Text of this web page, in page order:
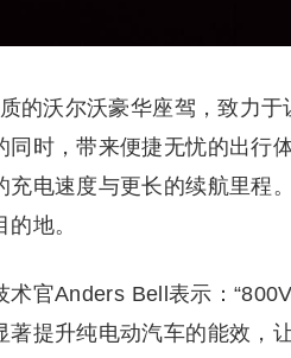
的沃尔沃豪华座驾，致力
同时，带来便捷无忧的出行
充电速度与更长的续航里程
地。
术官Anders Bell表示：
著提升纯电动汽车的能效，